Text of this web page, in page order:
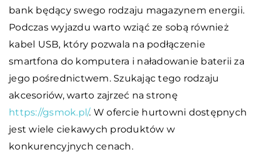
bank będący swego rodzaju magazynem energii.
Podczas wyjazdu warto wziąć ze sobą również
kabel USB, który pozwala na podłączenie
smartfona do komputera i naładowanie baterii za
jego pośrednictwem. Szukając tego rodzaju
akcesoriów, warto zajrzeć na stronę
https://gsmok.pl/. W ofercie hurtowni dostępnych
jest wiele ciekawych produktów w
konkurencyjnych cenach.